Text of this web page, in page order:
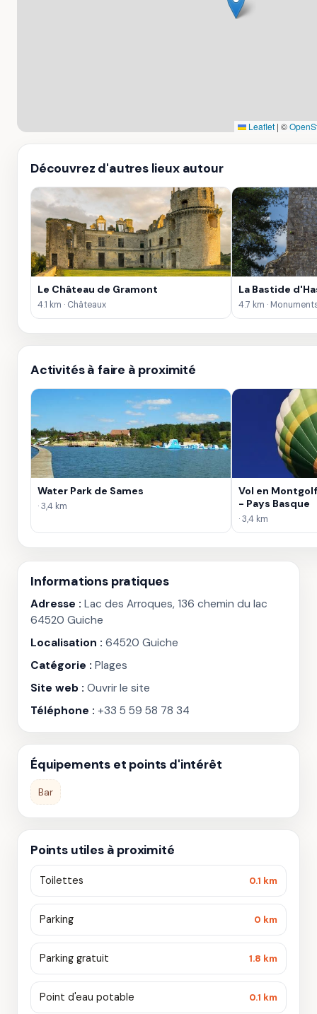
Leaflet | ©
Découvrez d'autres lieux autour
Le Château de Gramont
4.1 km · Châteaux
La Bastide
4.7 km ·
Activités à faire à proximité
Water Park de Sames
· 3,4 km
Vol en
- Pays Basque
· 3,4 km
Informations pratiques
Adresse : Lac des Arroques, 136 chemin du lac
64520 Guiche
Localisation : 64520 Guiche
Catégorie : Plages
Site web : Ouvrir le site
Téléphone : +33 5 59 58 78 34
Équipements et points d'intérêt
Bar
Points utiles à proximité
Toilettes 0.1 km
Parking 0 km
Parking gratuit 1.8 km
Point d'eau potable 0.1 km